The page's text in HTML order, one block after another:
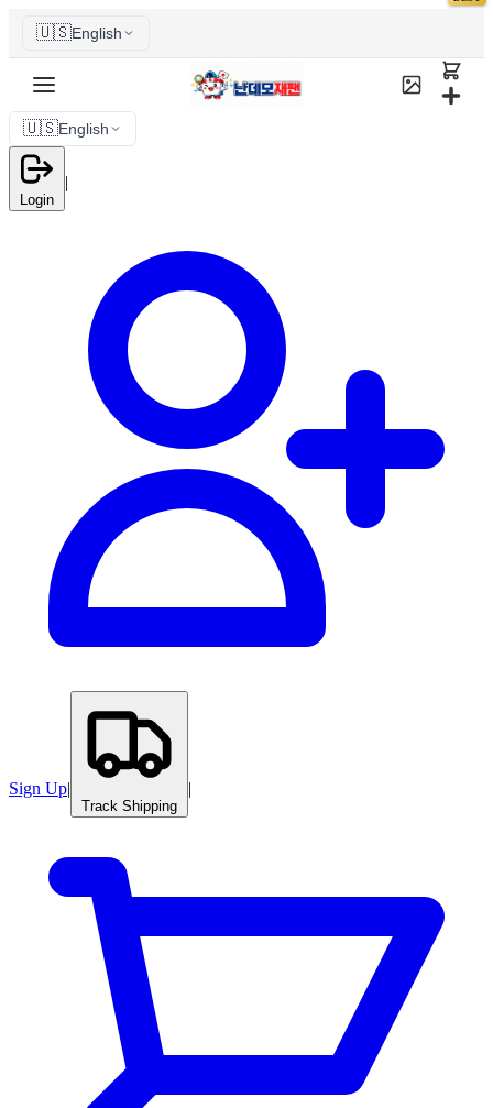
🇺🇸English
🇺🇸English
Login
|
Sign Up|
Track Shipping
|